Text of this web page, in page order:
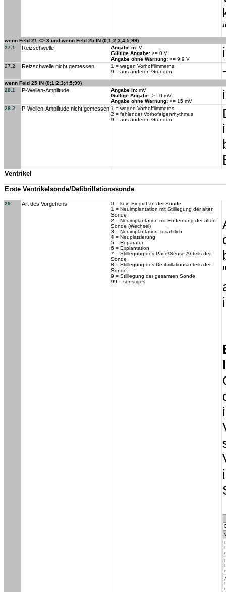
wenn Feld 21 <> 3 und wenn Feld 25 IN (0;1;2;3;4;5;99)
27.1
Reizschwelle Angabe in: V
Gültige Angabe: >= 0 V
Angabe ohne Warnung: <= 9,9 V
27.2 Reizschwelle nicht gemessen
1 = wegen Vorhofflimmerns
9 = aus anderen Gründen
wenn Feld 25 IN (0;1;2;3;4;5;99)
28.1
P-Wellen-Amplitude Angabe in: mV
Gültige Angabe: >= 0 mV
Angabe ohne Warnung: <= 15 mV
28.2 P-Wellen-Amplitude nicht gemessen 1 = wegen Vorhofflimmerns
2 = fehlender Vorhofeigenrhythmus
9 = aus anderen Gründen
Ventrikel
Erste Ventrikelsonde/Defibrillationssonde
29 Art des Vorgehens
0 = kein Eingriff an der Sonde
1 = Neuimplantation mit Stilllegung der alten
Sonde
2 = Neuimplantation mit Entfernung der alten
Sonde (Wechsel)
3 = Neuimplantation zusätzlich
4 = Neuplatzierung
5 = Reparatur
6 = Explantation
7 = Stilllegung des Pace/Sense-Anteils der
Sonde
8 = Stilllegung des Defibrillationsanteils der
Sonde
9 = Stilllegung der gesamten Sonde
99 = sonstiges